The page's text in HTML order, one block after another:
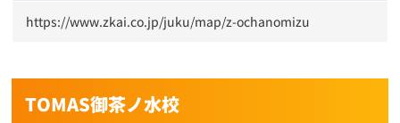
https://www.zkai.co.jp/juku/map/z-ochanomizu
TOMAS御茶ノ水校